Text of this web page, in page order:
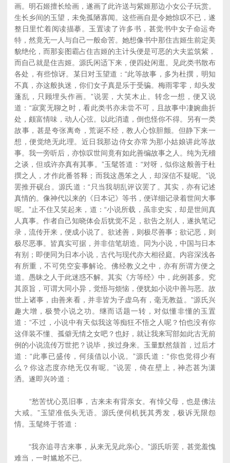
画。明石姬擅长绘画，遂画了此许送与紫姬那边小女公子玩赏。
生长乡间的玉望，未免孤陋寡闻。这些画自是令她惊叹不已，遂
整日里忙着阅读描摹。玉置读了许多书，甚觉书中女子命运奇
特，然竟无一人与自己一般命苦。她想像书中那住吉姬生前定美
貌绝伦，而那妄图霸占住吉姬的主计头便是可恶的大夫监筑紫，
而自己就是住吉姬。源氏闲适下来，便四处闲逛。见此类书散布
各处，有些惊讶。某日对玉望道：“此等故事，多为杜撰，明知
不真，亦这般执迷，你们女子真是乐于受骗。梅雨零零，却头发
蓬乱，只顾埋头作画。”说罢，大笑木止。转念一想，便又说
道：“寂寞无聊之时，看此类书亦未尝不可，且故事中凄婉曲折
处，颇富情味，动人心弦。以此消遣，倒也怪你不得。另有一类
故事，甚是夸张离奇，荒诞不经，教人心惊胆颤。但静下来一
想，便觉绝无此理。近日我那边侍女亦常为那小姑娘讲此等故
事。我一旁听后，亦惊叹世间竟有如此善编故事之人。纯为无稽
之谈，但或许亦真有其事。”玉髦答道：“对呀，似你这般善于杜
撰之人，才作此番答释；而我这愚笨之人，却深信不疑呢。”说
罢推开砚台。源氏道：“只当我胡乱评议罢了。其实，亦有记述
真情的。像神代以来的《日本记》等书，便详细记录着世间大事
呢。”止不住又笑起来，道：“小说所载，虽非史实，却是世间真
人真事。作者自己知晓体会后犹觉不足，欲告之别人，遂执笔记
录，流传开来，便成小说了。欲述善，则极尽善事；欲记恶，则
极尽恶事。皆真实可据，并非信笔胡造。同为小说，中国与日本
有别；即便同为日本小说，古代与现代亦大相径庭。内容深浅各
有所重，不可凭空妄事解论。佛经教义之中，亦有所谓方便之
道。愚昧之人于此迷惑不解。其实《方等经》中，此例甚多。究
其原旨，可谓大同小异，觉悟与烦恼，便犹如小说中善与恶。故
世上诸事，由善来看，并非皆为子虚乌有，毫无教益。”源氏兴
趣大增，极赞小说之功。继而话题一转，对似懂非懂的玉置
道：“不过，小说中有天似我这等痴狂不悟之人呢？怕也没有你
这佯装不懂、孤僻无情之女吧？也好，就让我来写部如此古无前
例的小说流传万世把？说毕，挨过身来。玉量默然颔首，过后才
道：“此事已盛传，何须借以小说。”源氏道：“你也觉得少有
么？你这态度亦绝无仅有呢。”说罢，倚在壁上，神态甚为潇
洒。遂即兴吟道：
“愁苦忧心觅旧事，古来未有背亲女。有悻父母，也是佛法
大戒。”玉望准低头无语。源氏便伺机抚其秀发，极诉无限怨
情。玉髦终于答道：
“我亦追寻古来事，从来无见此亲心。”源氏听罢，甚觉羞愧
难当，一时尴尬不已。